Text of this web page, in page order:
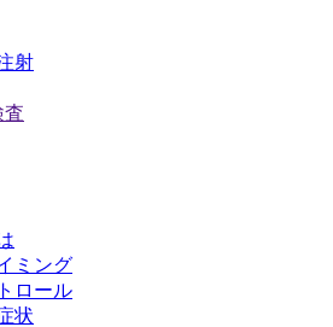
射
査
ミング
ロール
状